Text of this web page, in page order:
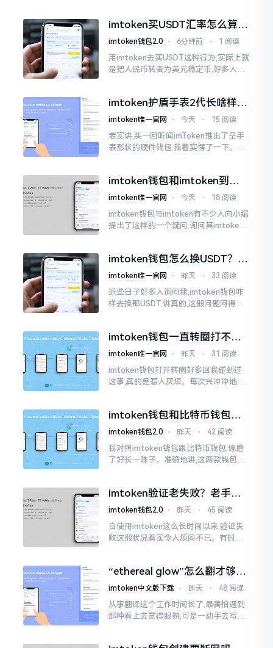
imtoken买USDT汇率怎么算？
几点买最划算
imtoken钱包2.0 ⋅ 6分钟前 ⋅ 1 阅读
用imtoken去买USDT这种行为,实际上就
是把人民币转变为美元稳定币,好多人在
低的状况
imtoken护盾手表2代长啥样？
真实上手体验分享
imtoken唯一官网 ⋅ 今天 ⋅ 15 阅读
老实讲,头一回听闻imToken推出了呈手
表形状的硬件钱包,我着实愣了一下。在c
imtoken钱包和imtoken到底
是不是一回事？看完就懂了
imtoken唯一官网 ⋅ 今天 ⋅ 18 阅读
imtoken钱包与imtoken有不少人向小编
提出了这样的一个疑问,询问其imtoken
同一个物品
imtoken钱包怎么换USDT？这
几种方法你得知道
imtoken唯一官网 ⋅ 昨天 ⋅ 33 阅读
近些日子好多人询问我,imtoken钱包咋
样去换那USDT,讲真的,这般问题问得很
imtoken钱包一直转圈打不开
解决办法分享
imtoken唯一官网 ⋅ 昨天 ⋅ 31 阅读
imtoken钱包打开转圈好多回我碰到过
这事,真的是惹人厌烦。每次兴冲冲地开
大家说法不尽相同
imtoken钱包和比特币钱包，
谁更安全？老玩家来聊聊
imtoken钱包2.0 ⋅ 昨天 ⋅ 42 阅读
我对照imtoken钱包跟比特币钱包,琢磨
了好长一阵子。准确地讲,这两款钱包我
挺美观
imtoken验证老失败？老手教
你几招搞定
imtoken钱包2.0 ⋅ 昨天 ⋅ 45 阅读
自使用imtoken这么长时间以来,验证失
败这般状况着实令人烦闷不已。有时急
至极点。
“ethereal glow”怎么翻才够味
儿？翻译圈老油条的私房话
imtoken中文版下载 ⋅ 昨天 ⋅ 48 阅读
从事翻译这个工作时间长了,最害怕遇到
那种看上去觉得眼熟,可是一动手去写就